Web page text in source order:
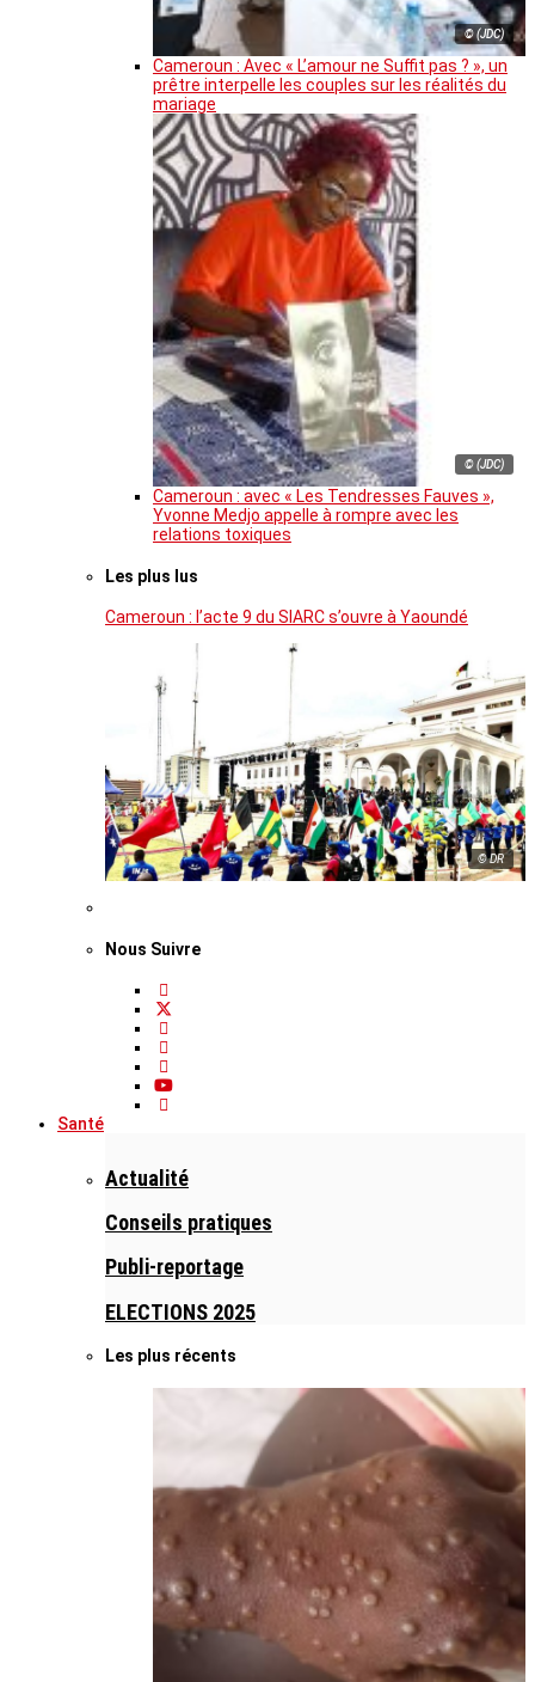
© (JDC)
Cameroun : Avec « L’amour ne Suffit pas ? », un
prêtre interpelle les couples sur les réalités du
mariage
© (JDC)
Cameroun : avec « Les Tendresses Fauves »,
Yvonne Medjo appelle à rompre avec les
relations toxiques
Les plus lus
Cameroun : l’acte 9 du SIARC s’ouvre à Yaoundé
© DR
Nous Suivre
Santé
Actualité
Conseils pratiques
Publi-reportage
ELECTIONS 2025
Les plus récents